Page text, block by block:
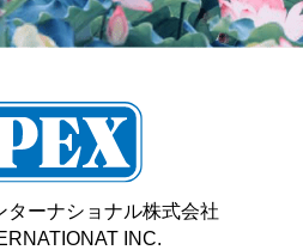
ターナショナル株式会社
INC.